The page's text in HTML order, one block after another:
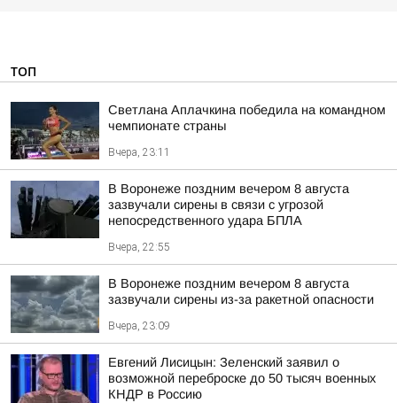
ТОП
Светлана Аплачкина победила на командном
чемпионате страны
Вчера, 23:11
В Воронеже поздним вечером 8 августа
зазвучали сирены в связи с угрозой
непосредственного удара БПЛА
Вчера, 22:55
В Воронеже поздним вечером 8 августа
зазвучали сирены из-за ракетной опасности
Вчера, 23:09
Евгений Лисицын: Зеленский заявил о
возможной переброске до 50 тысяч военных
КНДР в Россию